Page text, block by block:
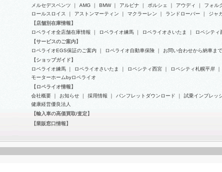
ロータス エリーゼ 1.6 エンジン
オイル交換
フェラーリ-F430スパイダーの12
ヶ月点検
メルセデスベンツ ｜ AMG ｜ BMW｜ アルピナ｜ ポルシェ ｜ アウディ ｜
フォル
ロールスロイス
｜ アストンマーティン ｜ マクラーレン ｜ ランドローバー ｜
ジャ
【店舗別在庫情報】
ロペライオ全店舗在庫情報 ｜ ロペライオ練馬｜ ロペライオさいたま ｜
ロペシティ
【サービスのご案内】
ロペライオEGS保証のご案内 ｜ ロペライオ自動車保険｜
お問い合わせから納車まで
【ショップガイド】
ロペライオ練馬｜ ロペライオさいたま ｜ ロペシティ西宮｜ ロペシティ札幌平岸｜
モーターホームbyロペライオ
【ロペライオ情報】
会社概要｜ お知らせ｜ 採用情報 ｜ パンフレットダウンロード ｜
試乗インプレッ
健康経営優良法人
【輸入車の高価買取/査定】
【業販窓口情報】